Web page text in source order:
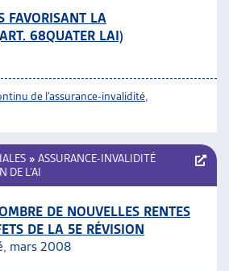
FAVORISANT LA
68QUATER LAI)
de l’assurance-invalidité
» ASSURANCE-INVALIDITÉ
DE L’AI
DE NOUVELLES RENTES
DE LA 5E RÉVISION
mars 2008